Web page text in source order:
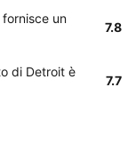
un
7.8
di Detroit è
7.7